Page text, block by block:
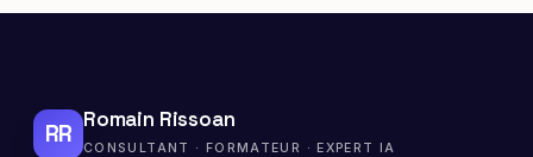
RR
Romain Rissoan
CONSULTANT · FORMATEUR · EXPERT IA